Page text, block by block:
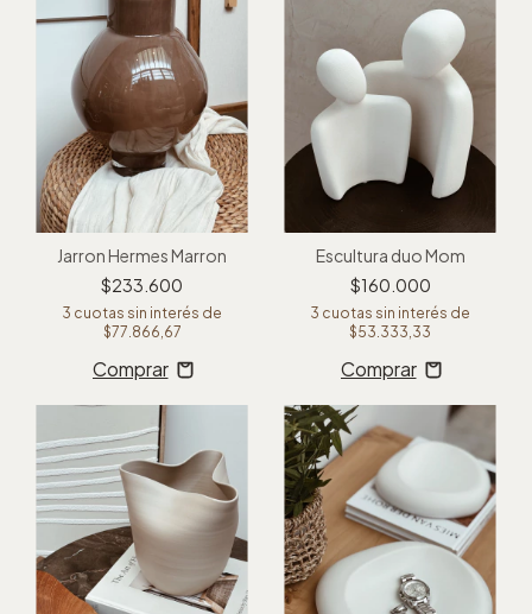
Jarron Hermes Marron
$233.600
3 cuotas sin interés de
$77.866,67
Escultura duo Mom
$160.000
3 cuotas sin interés de
$53.333,33